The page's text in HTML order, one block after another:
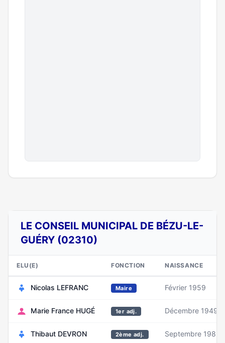
LE CONSEIL MUNICIPAL DE BÉZU-LE-
GUÉRY (02310)
ELU(E) FONCTION NAISSANCE
Nicolas LEFRANC Maire Février 1959
Marie France HUGÉ 1er adj. Décembre 1949
Thibaut DEVRON 2ème adj. Septembre 1985